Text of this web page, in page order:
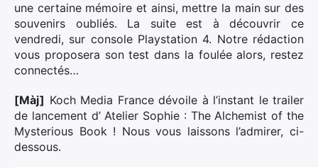
une certaine mémoire et ainsi, mettre la main sur des
souvenirs oubliés. La suite est à découvrir ce
vendredi, sur console Playstation 4. Notre rédaction
vous proposera son test dans la foulée alors, restez
connectés…
[Màj] Koch Media France dévoile à l’instant le trailer
de lancement d’ Atelier Sophie : The Alchemist of the
Mysterious Book ! Nous vous laissons l’admirer, ci-
dessous.